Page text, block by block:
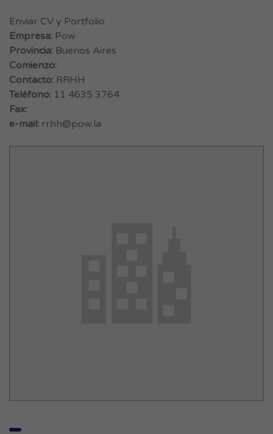
Enviar CV y Portfolio
Empresa: Pow
Provincia: Buenos Aires
Comienzo:
Contacto: RRHH
Teléfono: 11 4635 3764
Fax:
e-mail: rrhh@pow.la